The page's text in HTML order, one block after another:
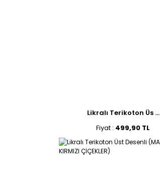
Likralı Terikoton Üs ...
Fiyat : 499,90 TL